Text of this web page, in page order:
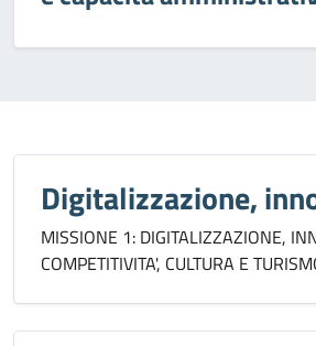
Digitalizzazione,
MISSIONE 1: DIGITALIZZAZIONE,
COMPETITIVITA', CULTURA E